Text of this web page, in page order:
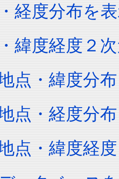
経度分布を
緯度経度２
点・緯度分
点・経度分
点・緯度経